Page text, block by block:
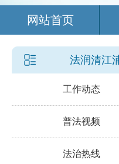
网站首页
法润清江
工作动态
普法视频
法治热线